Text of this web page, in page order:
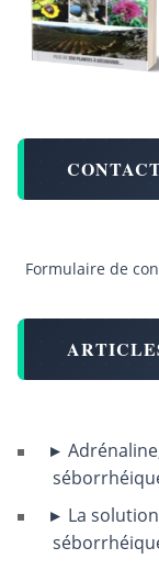
Formulaire de
La